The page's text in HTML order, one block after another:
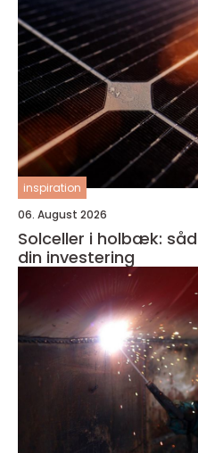
inspiration
06. August 2026
Solceller i holbæk:
din investering